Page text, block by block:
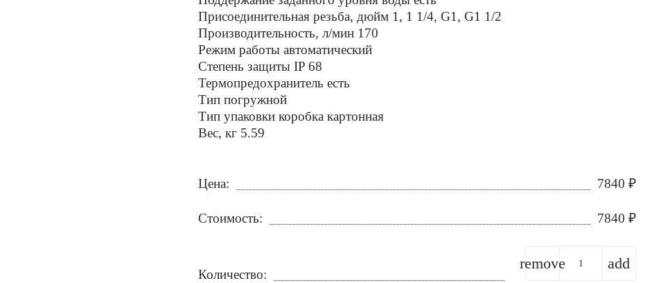
Присоединительная резьба, дюйм 1, 1 1/4, G1, G1 1/2
Производительность, л/мин 170
Режим работы автоматический
Степень защиты IP 68
Термопредохранитель есть
Тип погружной
Тип упаковки коробка картонная
Вес, кг 5.59
Цена: 7840 ₽
Стоимость: 7840 ₽
Количество:
remove add